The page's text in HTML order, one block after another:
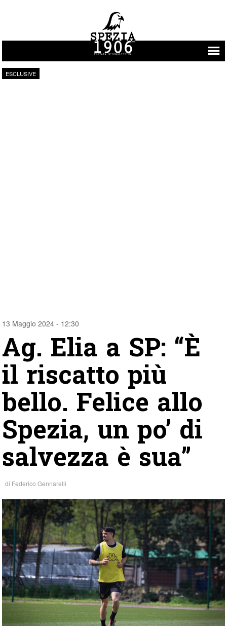
Vai al contenuto
ESCLUSIVE
13 Maggio 2024 - 12:30
Ag. Elia a SP: “È
il riscatto più
bello. Felice allo
Spezia, un po’ di
salvezza è sua”
di Federico Gennarelli